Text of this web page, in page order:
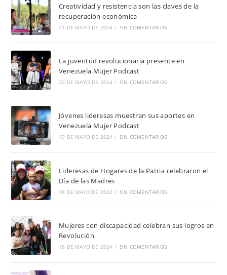
Creatividad y resistencia son las claves de la
recuperación económica
21 DE MAYO DE 2024 / SIN COMENTARIOS
La juventud revolucionaria presente en
Venezuela Mujer Podcast
20 DE MAYO DE 2024 / SIN COMENTARIOS
Jóvenes lideresas muestran sus aportes en
Venezuela Mujer Podcast
19 DE MAYO DE 2024 / SIN COMENTARIOS
Lideresas de Hogares de la Patria celebraron el
Día de las Madres
18 DE MAYO DE 2024 / SIN COMENTARIOS
Mujeres con discapacidad celebran sus logros en
Revolución
18 DE MAYO DE 2024 / SIN COMENTARIOS